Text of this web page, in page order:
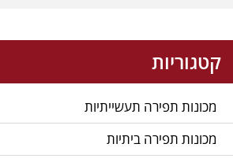
קטגוריות
מכונות תפירה תעשייתיות
מכונות תפירה ביתיות